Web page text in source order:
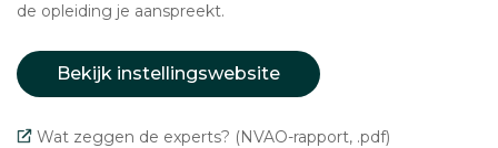
de opleiding je aanspreekt.
Bekijk instellingswebsite
Wat zeggen de experts? (NVAO-rapport, .pdf)